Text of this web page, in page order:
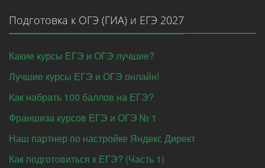
Подготовка к ОГЭ (ГИА) и ЕГЭ 2027
Какие курсы ЕГЭ и ОГЭ лучшие?
Лучшие курсы ЕГЭ и ОГЭ онлайн!
Как набрать 100 баллов на ЕГЭ?
Франшиза курсов ЕГЭ и ОГЭ № 1
Наш партнер по настройке Яндекс Директ
Как подготовиться к ЕГЭ? (Часть 1)